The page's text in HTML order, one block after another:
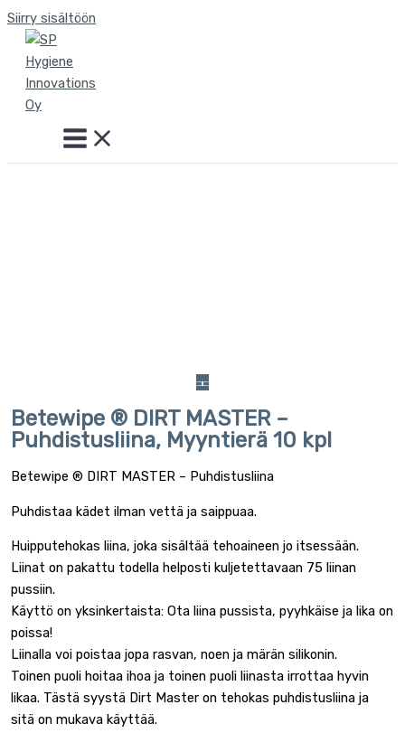
Siirry sisältöön
Betewipe ® DIRT MASTER –
Puhdistusliina, Myyntierä 10 kpl
Betewipe ® DIRT MASTER – Puhdistusliina
Puhdistaa kädet ilman vettä ja saippuaa.
Huipputehokas liina, joka sisältää tehoaineen jo itsessään.
Liinat on pakattu todella helposti kuljetettavaan 75 liinan
pussiin.
Käyttö on yksinkertaista: Ota liina pussista, pyyhkäise ja lika on
poissa!
Liinalla voi poistaa jopa rasvan, noen ja märän silikonin.
Toinen puoli hoitaa ihoa ja toinen puoli liinasta irrottaa hyvin
likaa. Tästä syystä Dirt Master on tehokas puhdistusliina ja
sitä on mukava käyttää.